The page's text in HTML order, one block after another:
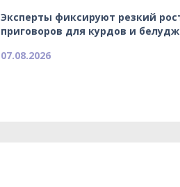
Эксперты фиксируют резкий
приговоров для курдов и
07.08.2026